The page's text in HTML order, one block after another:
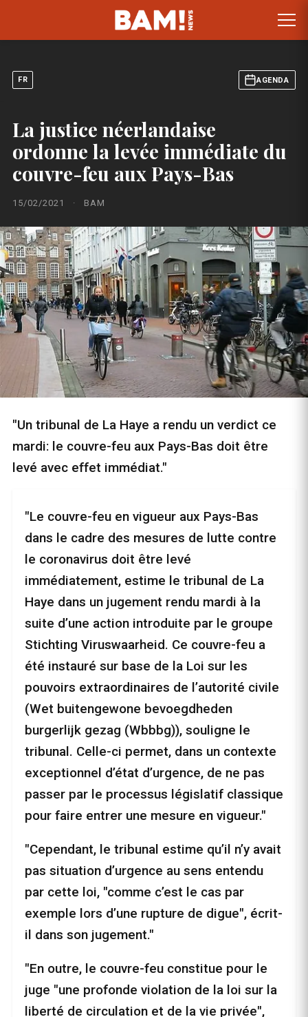
FR AGENDA
La justice néerlandaise
ordonne la levée immédiate du
couvre-feu aux Pays-Bas
15/02/2021 · BAM
"Un tribunal de La Haye a rendu un verdict ce
mardi: le couvre-feu aux Pays-Bas doit être
levé avec effet immédiat."
"Le couvre-feu en vigueur aux Pays-Bas
dans le cadre des mesures de lutte contre
le coronavirus doit être levé
immédiatement, estime le tribunal de La
Haye dans un jugement rendu mardi à la
suite d’une action introduite par le groupe
Stichting Viruswaarheid. Ce couvre-feu a
été instauré sur base de la Loi sur les
pouvoirs extraordinaires de l’autorité civile
(Wet buitengewone bevoegdheden
burgerlijk gezag (Wbbbg)), souligne le
tribunal. Celle-ci permet, dans un contexte
exceptionnel d’état d’urgence, de ne pas
passer par le processus législatif classique
pour faire entrer une mesure en vigueur."
"Cependant, le tribunal estime qu’il n’y avait
pas situation d’urgence au sens entendu
par cette loi, "comme c’est le cas par
exemple lors d’une rupture de digue", écrit-
il dans son jugement."
"En outre, le couvre-feu constitue pour le
juge "une profonde violation de la loi sur la
liberté de circulation et de la vie privée",